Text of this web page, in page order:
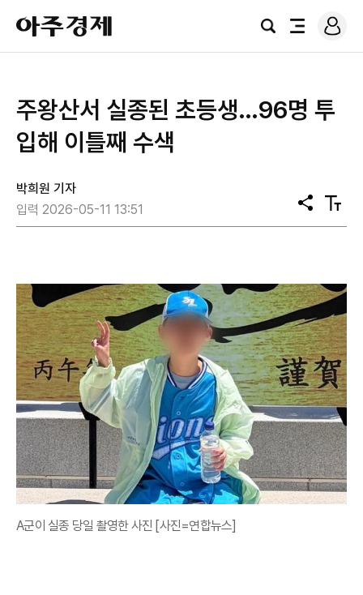
아
주
경
검
전
로
그
주왕산서 실종된 초등생…96명 투
입해 이틀째 수색
박희원 기자
입력 2026-05-11 13:51
공
유
텍
스
A군이 실종 당일 촬영한 사진 [사진=연합뉴스]